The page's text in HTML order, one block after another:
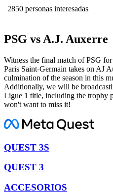
2850 personas interesadas
PSG vs A.J. Auxerre
Witness the final match of PSG
Paris Saint-Germain takes on AJ
culmination of the season in this
Additionally, we will be
Ligue 1 title, including the trophy
won't want to miss it!
QUEST 3S
QUEST 3
ACCESORIOS